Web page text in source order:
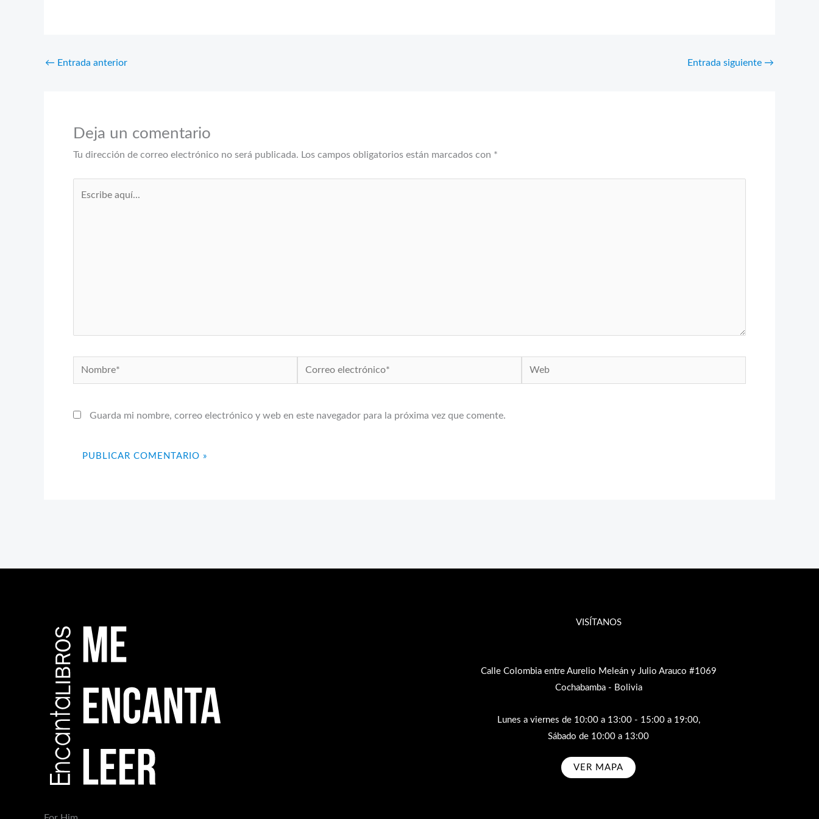
← Entrada anterior Entrada siguiente →
Deja un comentario
Tu dirección de correo electrónico no será publicada. Los campos obligatorios están marcados con *
Nombre*
Correo
electrónico*
Web
Guarda mi nombre, correo electrónico y web en este navegador para la próxima vez que comente.
VISÍTANOS
Calle Colombia entre Aurelio Meleán y Julio Arauco #1069
Cochabamba - Bolivia
Lunes a viernes de 10:00 a 13:00 - 15:00 a 19:00,
Sábado de 10:00 a 13:00
VER MAPA